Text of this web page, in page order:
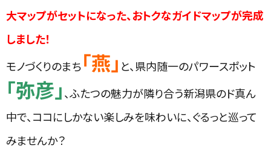
大マップがセットになった、おトクなガイドマップが完成
しました！
モノづくりのまち「燕」 と、県内随一のパワースポット
「弥彦」、ふたつの魅力が隣り合う新潟県のド真ん
中で、ココにしかない楽しみを味わいに、ぐるっと巡って
みませんか？